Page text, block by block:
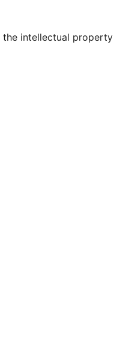
the intellectual property